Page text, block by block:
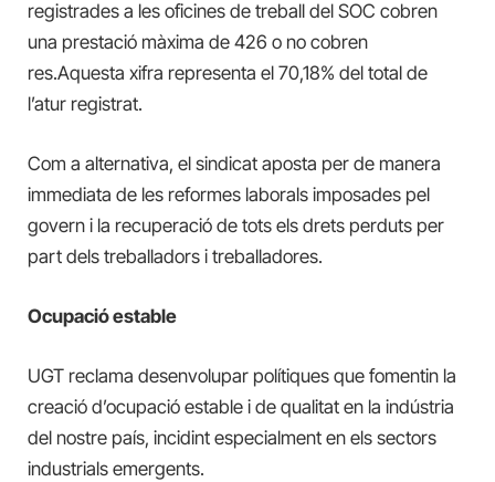
registrades a les oficines de treball del SOC cobren
una prestació màxima de 426 o no cobren
res.Aquesta xifra representa el 70,18% del total de
l’atur registrat.
Com a alternativa, el sindicat aposta per de manera
immediata de les reformes laborals imposades pel
govern i la recuperació de tots els drets perduts per
part dels treballadors i treballadores.
Ocupació estable
UGT reclama desenvolupar polítiques que fomentin la
creació d’ocupació estable i de qualitat en la indústria
del nostre país, incidint especialment en els sectors
industrials emergents.